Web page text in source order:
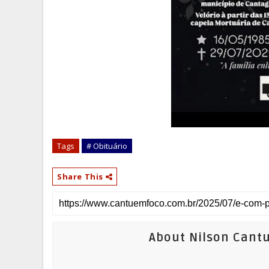
Tags # Obituário
Share This
About Nilson